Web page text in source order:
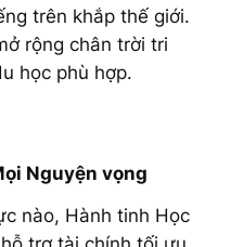
trên khắp thế giới.
rộng chân trời tri
học phù hợp.
Nguyện vọng
nào, Hành tinh Học